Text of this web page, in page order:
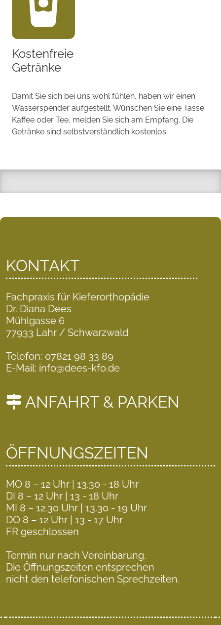
Kostenfreie
Getränke
Damit Sie sich bei uns wohl fühlen, haben wir einen
Wasserspender aufgestellt. Wünschen Sie eine Tasse
Kaffee oder Tee, melden Sie sich am Empfang. Die
Getränke sind selbstverständlich kostenlos.
KONTAKT
Fachpraxis für Kieferorthopädie
Dr. Diana Dees
Mühlgasse 6
77933 Lahr / Schwarzwald
Telefon: 07821 98 33 89
E-Mail: info@dees-kfo.de
ANFAHRT & PARKEN
ÖFFNUNGSZEITEN
MO 8 – 12 Uhr | 13.30 - 18 Uhr
DI 8 – 12 Uhr | 13 - 18 Uhr
MI 8 – 12.30 Uhr | 13.30 - 19 Uhr
DO 8 – 12 Uhr | 13 - 17 Uhr
FR geschlossen
Termin nur nach Vereinbarung.
Die Öffnungszeiten entsprechen
nicht den telefonischen Sprechzeiten.